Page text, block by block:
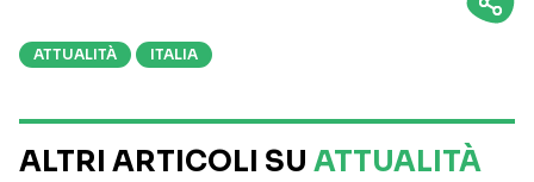
ATTUALITÀ ITALIA
ALTRI ARTICOLI SU ATTUALITÀ